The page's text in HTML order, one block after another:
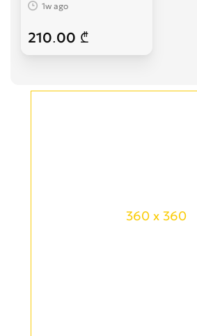
1w ago
210.00 ₾
360 x 360